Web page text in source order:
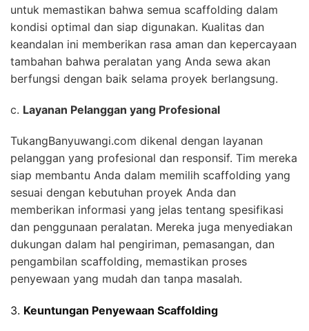
untuk memastikan bahwa semua scaffolding dalam
kondisi optimal dan siap digunakan. Kualitas dan
keandalan ini memberikan rasa aman dan kepercayaan
tambahan bahwa peralatan yang Anda sewa akan
berfungsi dengan baik selama proyek berlangsung.
c. Layanan Pelanggan yang Profesional
TukangBanyuwangi.com dikenal dengan layanan
pelanggan yang profesional dan responsif. Tim mereka
siap membantu Anda dalam memilih scaffolding yang
sesuai dengan kebutuhan proyek Anda dan
memberikan informasi yang jelas tentang spesifikasi
dan penggunaan peralatan. Mereka juga menyediakan
dukungan dalam hal pengiriman, pemasangan, dan
pengambilan scaffolding, memastikan proses
penyewaan yang mudah dan tanpa masalah.
3. Keuntungan Penyewaan Scaffolding